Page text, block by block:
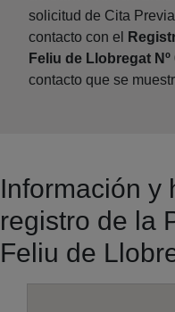
solicitud de Cita
contacto con el
Feliu de Llobregat Nº
contacto que se
Información y
registro de la
Feliu de